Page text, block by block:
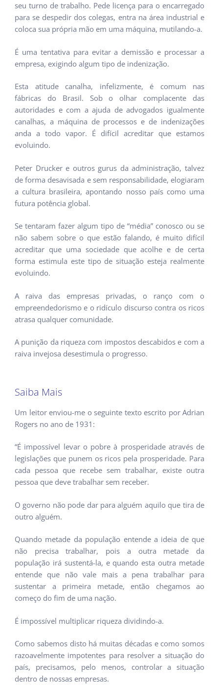
seu turno de trabalho. Pede licença para o encarregado
para se despedir dos colegas, entra na área industrial e
coloca sua própria mão em uma máquina, mutilando-a.
É uma tentativa para evitar a demissão e processar a
empresa, exigindo algum tipo de indenização.
Esta atitude canalha, infelizmente, é comum nas
fábricas do Brasil. Sob o olhar complacente das
autoridades e com a ajuda de advogados igualmente
canalhas, a máquina de processos e de indenizações
anda a todo vapor. É difícil acreditar que estamos
evoluindo.
Peter Drucker e outros gurus da administração, talvez
de forma desavisada e sem responsabilidade, elogiaram
a cultura brasileira, apontando nosso país como uma
futura potência global.
Se tentaram fazer algum tipo de “média” conosco ou se
não sabem sobre o que estão falando, é muito difícil
acreditar que uma sociedade que acolhe e de certa
forma estimula este tipo de situação esteja realmente
evoluindo.
A raiva das empresas privadas, o ranço com o
empreendedorismo e o ridículo discurso contra os ricos
atrasa qualquer comunidade.
A punição da riqueza com impostos descabidos e com a
raiva invejosa desestimula o progresso.
Saiba Mais
Um leitor enviou-me o seguinte texto escrito por Adrian
Rogers no ano de 1931:
“É impossível levar o pobre à prosperidade através de
legislações que punem os ricos pela prosperidade. Para
cada pessoa que recebe sem trabalhar, existe outra
pessoa que deve trabalhar sem receber.
O governo não pode dar para alguém aquilo que tira de
outro alguém.
Quando metade da população entende a ideia de que
não precisa trabalhar, pois a outra metade da
população irá sustentá-la, e quando esta outra metade
entende que não vale mais a pena trabalhar para
sustentar a primeira metade, então chegamos ao
começo do fim de uma nação.
É impossível multiplicar riqueza dividindo-a.
Como sabemos disto há muitas décadas e como somos
razoavelmente impotentes para resolver a situação do
país, precisamos, pelo menos, controlar a situação
dentro de nossas empresas.